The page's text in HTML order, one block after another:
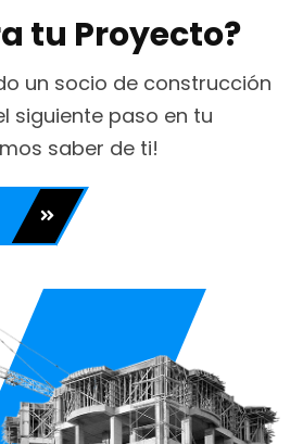
tu Proyecto?
un socio de construcción
siguiente paso en tu
saber de ti!